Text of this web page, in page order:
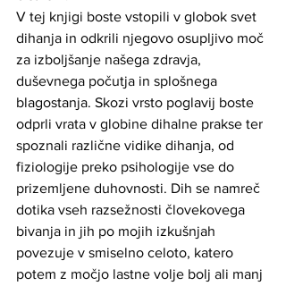
V tej knjigi boste vstopili v globok svet
dihanja in odkrili njegovo osupljivo moč
za izboljšanje našega zdravja,
duševnega počutja in splošnega
blagostanja. Skozi vrsto poglavij boste
odprli vrata v globine dihalne prakse ter
spoznali različne vidike dihanja, od
fiziologije preko psihologije vse do
prizemljene duhovnosti. Dih se namreč
dotika vseh razsežnosti človekovega
bivanja in jih po mojih izkušnjah
povezuje v smiselno celoto, katero
potem z močjo lastne volje bolj ali manj